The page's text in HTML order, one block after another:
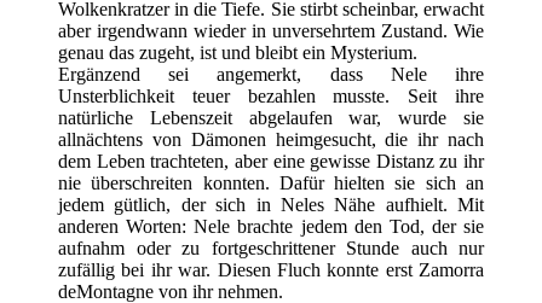
Wolkenkratzer in die Tiefe. Sie stirbt scheinbar, erwacht
aber irgendwann wieder in unversehrtem Zustand. Wie
genau das zugeht, ist und bleibt ein Mysterium.
Ergänzend sei angemerkt, dass Nele ihre
Unsterblichkeit teuer bezahlen musste. Seit ihre
natürliche Lebenszeit abgelaufen war, wurde sie
allnächtens von Dämonen heimgesucht, die ihr nach
dem Leben trachteten, aber eine gewisse Distanz zu ihr
nie überschreiten konnten. Dafür hielten sie sich an
jedem gütlich, der sich in Neles Nähe aufhielt. Mit
anderen Worten: Nele brachte jedem den Tod, der sie
aufnahm oder zu fortgeschrittener Stunde auch nur
zufällig bei ihr war. Diesen Fluch konnte erst Zamorra
deMontagne von ihr nehmen.